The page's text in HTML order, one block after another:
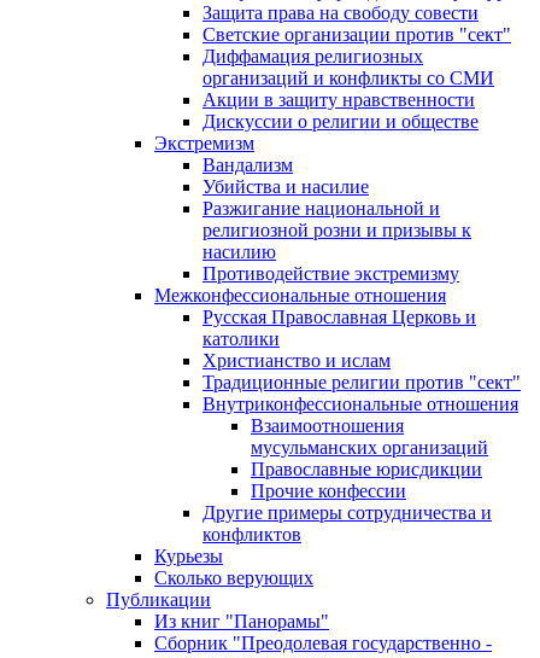
Защита права на свободу совести
Светские организации против "сект"
Диффамация религиозных
организаций и конфликты со СМИ
Акции в защиту нравственности
Дискуссии о религии и обществе
Экстремизм
Вандализм
Убийства и насилие
Разжигание национальной и
религиозной розни и призывы к
насилию
Противодействие экстремизму
Межконфессиональные отношения
Русская Православная Церковь и
католики
Христианство и ислам
Традиционные религии против "сект"
Внутриконфессиональные отношения
Взаимоотношения
мусульманских организаций
Православные юрисдикции
Прочие конфессии
Другие примеры сотрудничества и
конфликтов
Курьезы
Сколько верующих
Публикации
Из книг "Панорамы"
Сборник "Преодолевая государственно -